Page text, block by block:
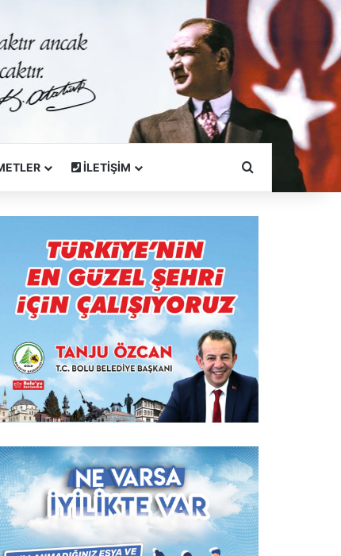
İLETİŞİM Arama Yapın